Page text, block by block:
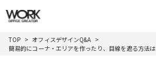
TOP
オフィスデザインQ&A
簡易的にコーナ・エリアを作ったり、目線を遮る方法は